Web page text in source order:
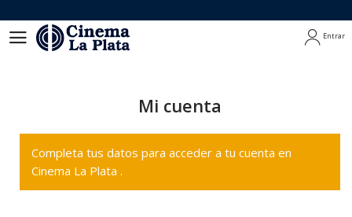
Entrar
Mi cuenta
Completa tus datos para acceder a tu cuenta en
Cinema La Plata .